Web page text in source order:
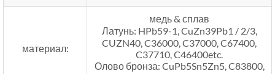
материал:
медь & сплав
Латунь: HPb59-1, CuZn39Pb1 / 2/3,
CUZN40, C36000, C37000, C67400,
C37710, C46400etc.
Олово бронза: CuPb5Sn5Zn5, C83800,